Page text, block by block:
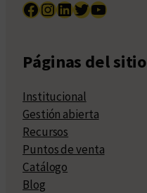
Facebook InstagramLinkedIn Twitter YouTube
Páginas del sitio
Institucional
Gestión abierta
Recursos
Puntos de venta
Catálogo
Blog